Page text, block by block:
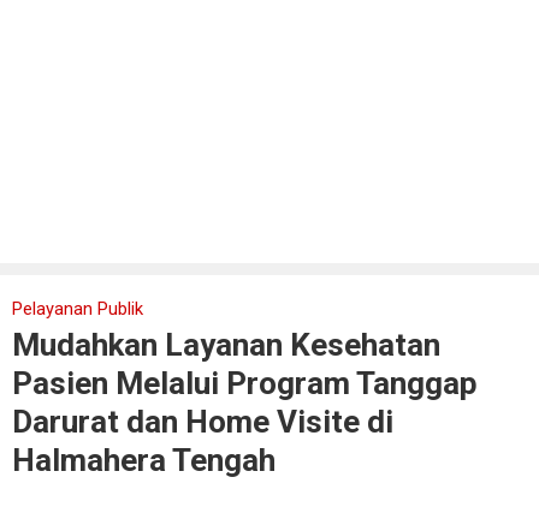
Pelayanan Publik
Mudahkan Layanan Kesehatan
Pasien Melalui Program Tanggap
Darurat dan Home Visite di
Halmahera Tengah